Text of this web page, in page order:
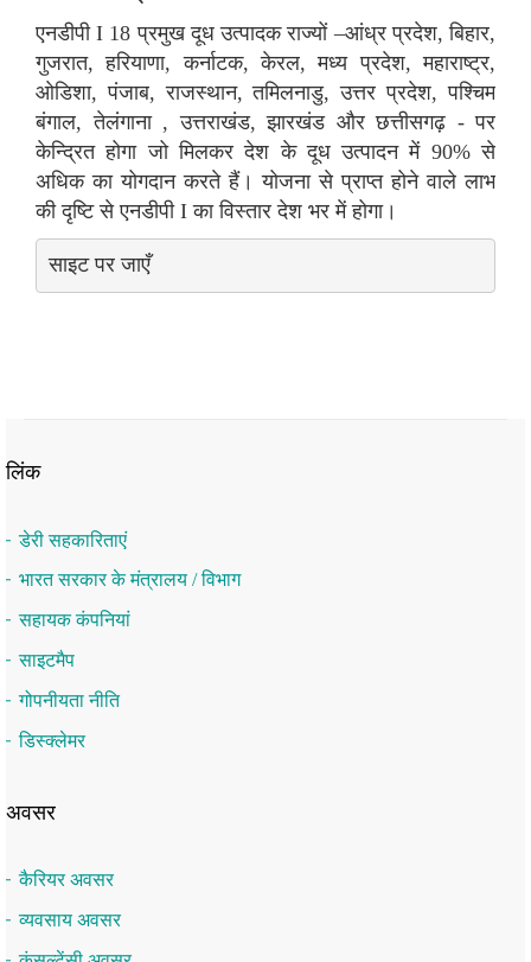
एनडीपी I 18 प्रमुख दूध उत्पादक राज्यों –आंध्र प्रदेश, बिहार,
गुजरात, हरियाणा, कर्नाटक, केरल, मध्य प्रदेश, महाराष्ट्र,
ओडिशा, पंजाब, राजस्थान, तमिलनाडु, उत्तर प्रदेश, पश्चिम
बंगाल, तेलंगाना , उत्तराखंड, झारखंड और छत्तीसगढ़ - पर
केन्द्रित होगा जो मिलकर देश के दूध उत्पादन में 90% से
अधिक का योगदान करते हैं। योजना से प्राप्त होने वाले लाभ
की दृष्टि से एनडीपी I का विस्तार देश भर में होगा।
साइट पर जाएँ
लिंक
डेरी सहकारिताएं
भारत सरकार के मंत्रालय / विभाग
सहायक कंपनियां
साइटमैप
गोपनीयता नीति
डिस्क्लेमर
अवसर
कैरियर अवसर
व्यवसाय अवसर